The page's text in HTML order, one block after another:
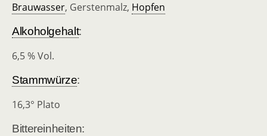
Brauwasser, Gerstenmalz, Hopfen
Alkoholgehalt:
6,5 % Vol.
Stammwürze:
16,3° Plato
Bittereinheiten: